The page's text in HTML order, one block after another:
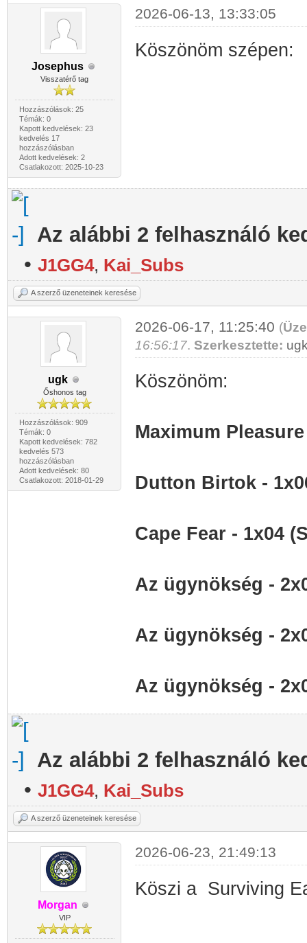
Josephus
Visszatérő tag
Hozzászólások: 25
Témák: 0
Kapott kedvelések: 23
kedvelés 17
hozzászólásban
Adott kedvelések: 2
Csatlakozott: 2025-10-23
2026-06-13, 13:33:05
Köszönöm
Az alábbi 2 felhasználó
• J1GG4, Kai_Subs
A szerző üzeneteinek keresése
ugk
Őshonos tag
Hozzászólások: 909
Témák: 0
Kapott kedvelések: 782
kedvelés 573
hozzászólásban
Adott kedvelések: 80
Csatlakozott: 2018-01-29
2026-06-17, 11:25:40 (
16:56:17. Szerkesztette:
Köszönöm:
Maximum
Dutton Birtok -
Cape Fear - 1x04
Az ügynökség -
Az ügynökség -
Az ügynökség -
Az alábbi 2 felhasználó
• J1GG4, Kai_Subs
A szerző üzeneteinek keresése
Morgan
VIP
2026-06-23, 21:49:13
Köszi a Surviving